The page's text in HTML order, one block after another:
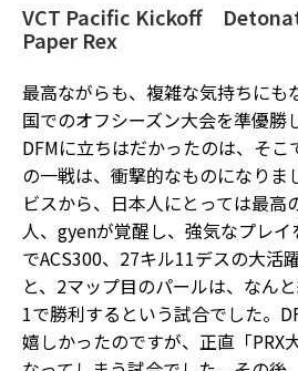
VCT Pacific Kickoff
Paper Rex
最高ながらも、複雑な気持ちにも
国でのオフシーズン大会を準優勝
DFMに立ちはだかったのは、そこ
の一戦は、衝撃的なものになりま
ビスから、日本人にとっては最高
人、gyenが覚醒し、強気なプレ
でACS300、27キル11デスの大活
と、2マップ目のパールは、なん
1で勝利するという試合でした。
嬉しかったのですが、正直「PRX